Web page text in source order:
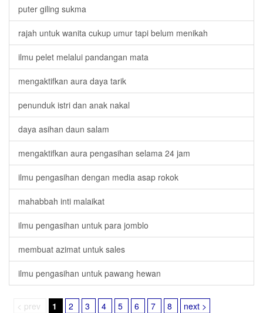
puter giling sukma
rajah untuk wanita cukup umur tapi belum menikah
ilmu pelet melalui pandangan mata
mengaktifkan aura daya tarik
penunduk istri dan anak nakal
daya asihan daun salam
mengaktifkan aura pengasihan selama 24 jam
ilmu pengasihan dengan media asap rokok
mahabbah inti malaikat
ilmu pengasihan untuk para jomblo
membuat azimat untuk sales
ilmu pengasihan untuk pawang hewan
< prev 1 2 3 4 5 6 7 8 next >